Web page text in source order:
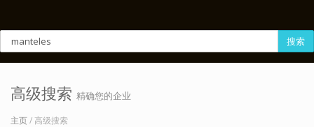
搜索
高级搜索 精确您的企业
主页/ 高级搜索